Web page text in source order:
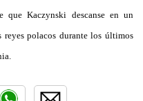
que Kaczynski descanse en un
polacos durante los últimos